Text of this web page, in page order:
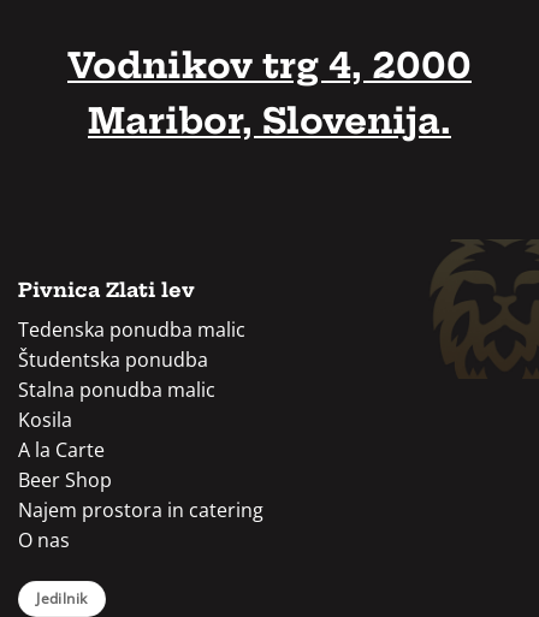
Vodnikov trg 4, 2000
Maribor, Slovenija.
Pivnica Zlati lev
Tedenska ponudba malic
Študentska ponudba
Stalna ponudba malic
Kosila
A la Carte
Beer Shop
Najem prostora in catering
O nas
Jedilnik